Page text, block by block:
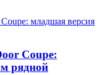
Coupe:
рядной